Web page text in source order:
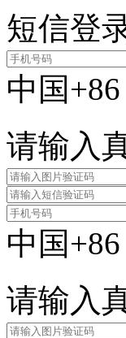
短信登
中国+86
请输入
中国+86
请输入